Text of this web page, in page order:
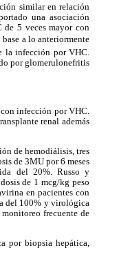
similar en relación
una asociación
de 5 veces mayor con
a lo anteriormente
la infección por VHC.
por glomerulonefritis
con infección por VHC.
renal además
de hemodiálisis, tres
de 3MU por 6 meses
del 20%. Russo y
de 1 mcg/kg peso
en pacientes con
del 100% y virológica
frecuente de
por biopsia hepática,